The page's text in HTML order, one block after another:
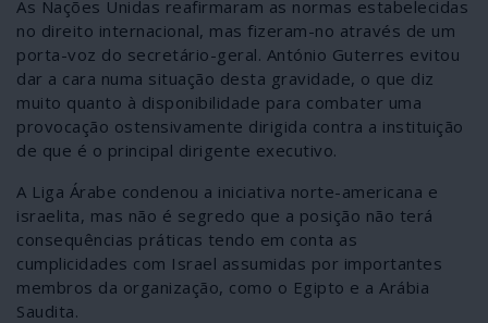
As Nações Unidas reafirmaram as normas estabelecidas
no direito internacional, mas fizeram-no através de um
porta-voz do secretário-geral. António Guterres evitou
dar a cara numa situação desta gravidade, o que diz
muito quanto à disponibilidade para combater uma
provocação ostensivamente dirigida contra a instituição
de que é o principal dirigente executivo.
A Liga Árabe condenou a iniciativa norte-americana e
israelita, mas não é segredo que a posição não terá
consequências práticas tendo em conta as
cumplicidades com Israel assumidas por importantes
membros da organização, como o Egipto e a Arábia
Saudita.